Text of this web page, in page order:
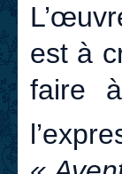
est à
faire